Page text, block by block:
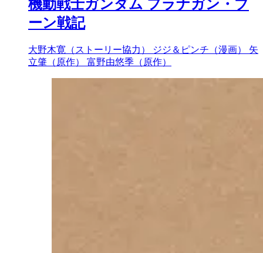
機動戦士ガンダム フラナガン・ブ
ーン戦記
大野木寛（ストーリー協力） ジジ＆ピンチ（漫画） 矢
立肇（原作） 富野由悠季（原作）